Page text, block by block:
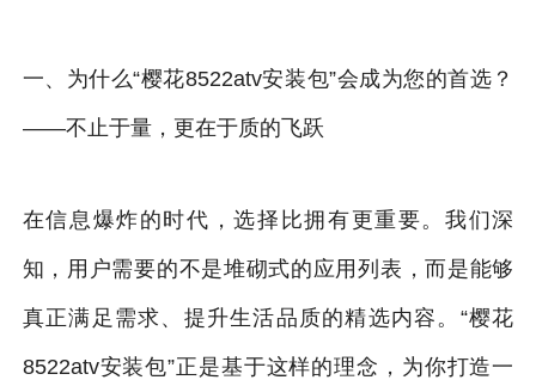
一、为什么“樱花8522atv安装包”会成为您的首选？
——不止于量，更在于质的飞跃
在信息爆炸的时代，选择比拥有更重要。我们深
知，用户需要的不是堆砌式的应用列表，而是能够
真正满足需求、提升生活品质的精选内容。“樱花
8522atv安装包”正是基于这样的理念，为你打造一